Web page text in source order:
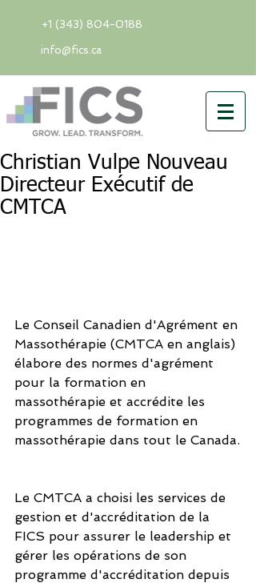
+1 (343) 804-0188
info@fics.ca
Christian Vulpe Nouveau
Directeur Exécutif de
CMTCA
Le Conseil Canadien d'Agrément en
Massothérapie (CMTCA en anglais)
élabore des normes d'agrément
pour la formation en
massothérapie et accrédite les
programmes de formation en
massothérapie dans tout le Canada.
Le CMTCA a choisi les services de
gestion et d'accréditation de la
FICS pour assurer le leadership et
gérer les opérations de son
programme d'accréditation depuis